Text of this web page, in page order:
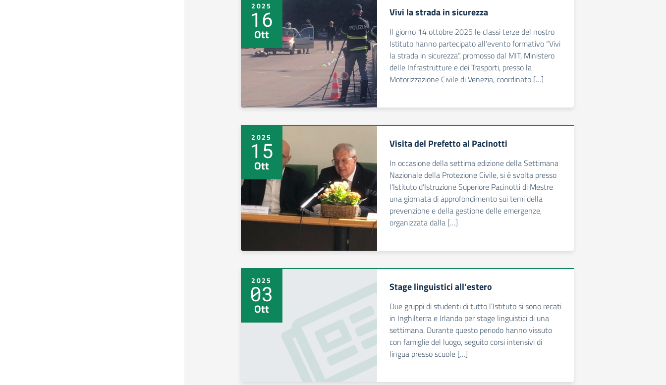
2025
16
Ott
Vivi la strada in sicurezza
Il giorno 14 ottobre 2025 le classi terze del nostro
Istituto hanno partecipato all’evento formativo “Vivi
la strada in sicurezza”, promosso dal MIT, Ministero
delle Infrastrutture e dei Trasporti, presso la
Motorizzazione Civile di Venezia, coordinato […]
2025
15
Ott
Visita del Prefetto al Pacinotti
In occasione della settima edizione della Settimana
Nazionale della Protezione Civile, si è svolta presso
l’Istituto d’Istruzione Superiore Pacinotti di Mestre
una giornata di approfondimento sui temi della
prevenzione e della gestione delle emergenze,
organizzata dalla […]
2025
03
Ott
Stage linguistici all’estero
Due gruppi di studenti di tutto l’Istituto si sono recati
in Inghilterra e Irlanda per stage linguistici di una
settimana. Durante questo periodo hanno vissuto
con famiglie del luogo, seguito corsi intensivi di
lingua presso scuole […]